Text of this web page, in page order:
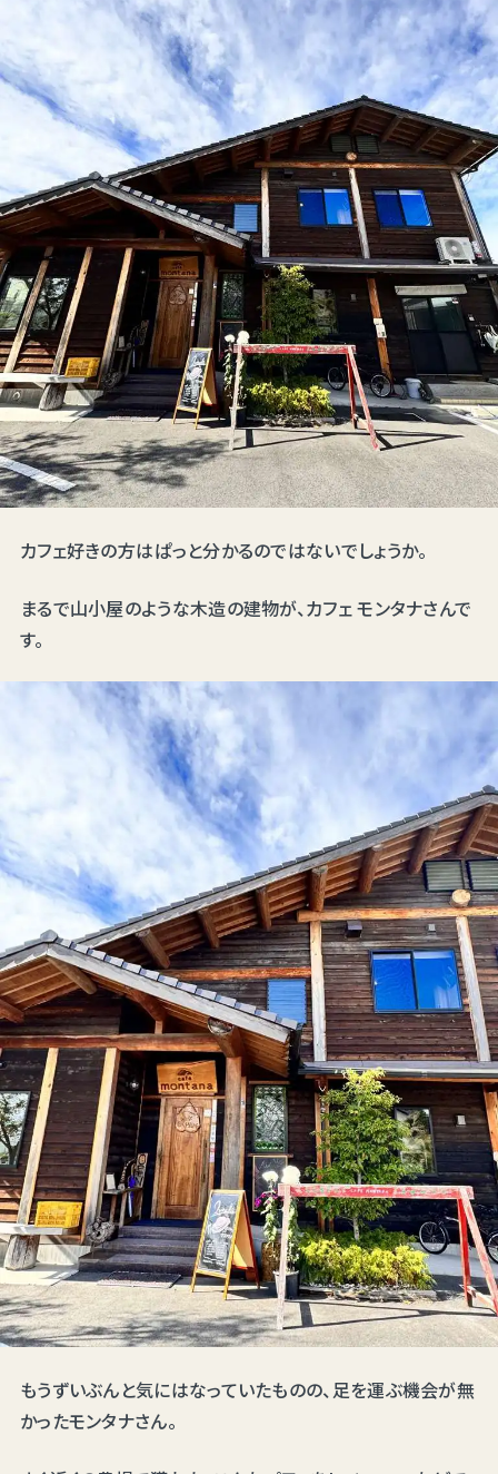
カフェ好きの方はぱっと分かるのではないでしょうか。
まるで山小屋のような木造の建物が、カフェ モンタナさんで
す。
もうずいぶんと気にはなっていたものの、足を運ぶ機会が無
かったモンタナさん。